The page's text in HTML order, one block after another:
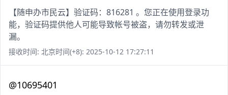
【随申办市民云】验证码：816281 。您正在使用登录功
能，验证码提供他人可能导致帐号被盗，请勿转发或泄
漏。
接收时间: 北京时间(+8): 2025-10-12 17:27:11
@10695401